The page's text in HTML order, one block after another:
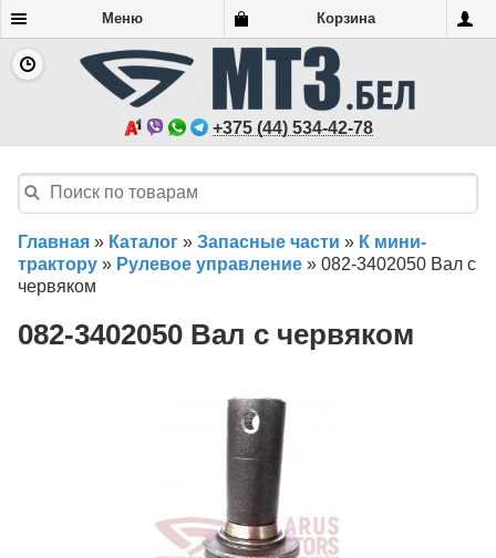
Меню Корзина
+375 (44) 534-42-78
Главная » Каталог » Запасные части » К мини-
трактору » Рулевое управление » 082-3402050 Вал с
червяком
082-3402050 Вал с червяком